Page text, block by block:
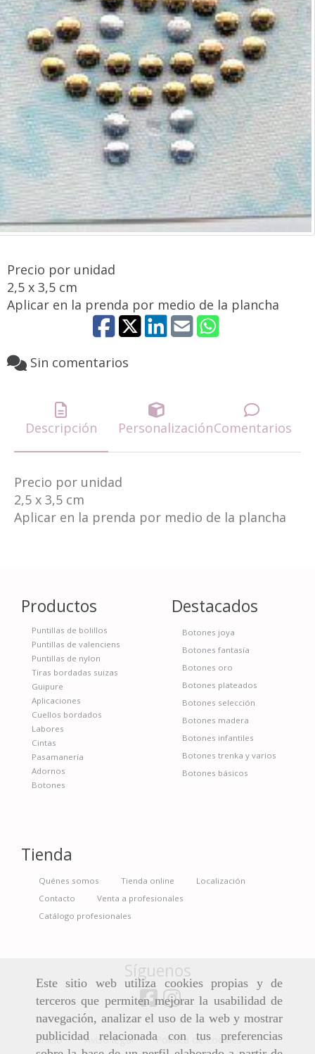
Este sitio web utiliza cookies propias y de
terceros que permiten mejorar la usabilidad de
navegación, analizar el uso de la web y mostrar
publicidad relacionada con tus preferencias
Precio por unidad
2,5 x 3,5 cm
Aplicar en la prenda por medio de la plancha
Sin comentarios
Descripción PersonalizaciónComentarios
Precio por unidad
2,5 x 3,5 cm
Aplicar en la prenda por medio de la plancha
Productos
Puntillas de bolillos
Puntillas de valenciens
Puntillas de nylon
Tiras bordadas suizas
Guipure
Aplicaciones
Cuellos bordados
Labores
Cintas
Pasamanería
Adornos
Botones
Destacados
Botones joya
Botones fantasía
Botones oro
Botones plateados
Botones selección
Botones madera
Botones infantiles
Botones trenka y varios
Botones básicos
Tienda
Quénes somos Tienda online
Localización
Contacto
Venta a profesionales
Catálogo profesionales
Síguenos
Inicio Aviso legal Política de cookies